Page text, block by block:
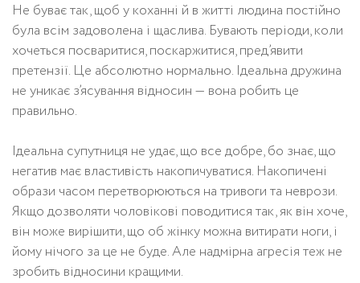
Не буває так, щоб у коханні й в житті людина постійно
була всім задоволена і щаслива. Бувають періоди, коли
хочеться посваритися, поскаржитися, пред’явити
претензії. Це абсолютно нормально. Ідеальна дружина
не уникає з’ясування відносин — вона робить це
правильно.
Ідеальна супутниця не удає, що все добре, бо знає, що
негатив має властивість накопичуватися. Накопичені
образи часом перетворюються на тривоги та неврози.
Якщо дозволяти чоловікові поводитися так, як він хоче,
він може вирішити, що об жінку можна витирати ноги, і
йому нічого за це не буде. Але надмірна агресія теж не
зробить відносини кращими.